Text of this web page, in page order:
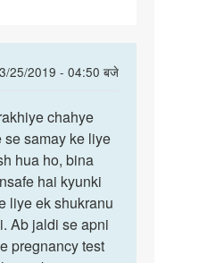
25/2019 - 04:50 बजे
chahye
se samay ke liye
hua ho, bina
hai kyunki
liye ek shukranu
Ab jaldi se apni
pregnancy test